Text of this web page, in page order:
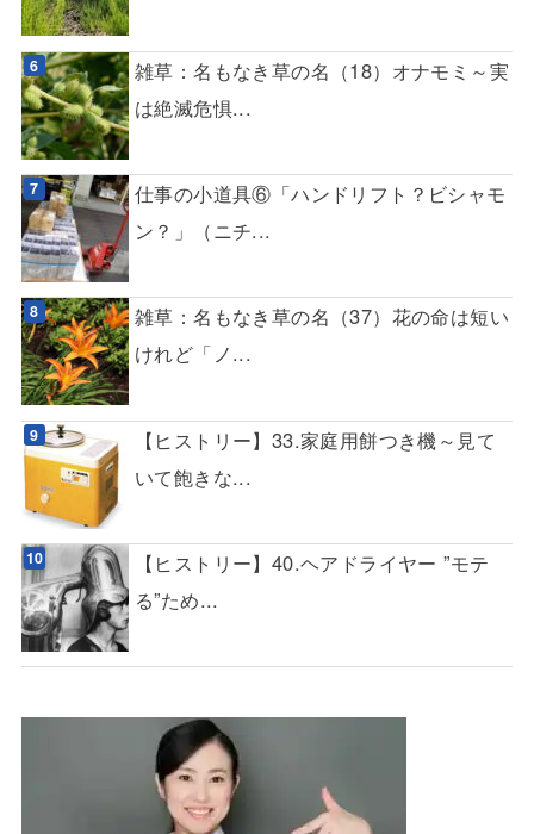
雑草：名もなき草の名（18）オナモミ～実
は絶滅危惧...
仕事の小道具⑥「ハンドリフト？ビシャモ
ン？」（ニチ...
雑草：名もなき草の名（37）花の命は短い
けれど「ノ...
【ヒストリー】33.家庭用餅つき機～見て
いて飽きな...
【ヒストリー】40.ヘアドライヤー ”モテ
る”ため...